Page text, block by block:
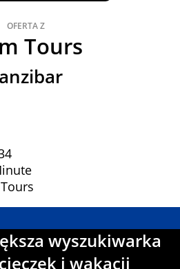
OFERTA Z
Tours
wyszukiwarka
i wakacji